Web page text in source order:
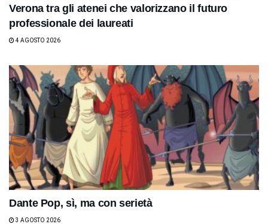
Verona tra gli atenei che valorizzano il futuro
professionale dei laureati
4 AGOSTO 2026
Dante Pop, sì, ma con serietà
3 AGOSTO 2026